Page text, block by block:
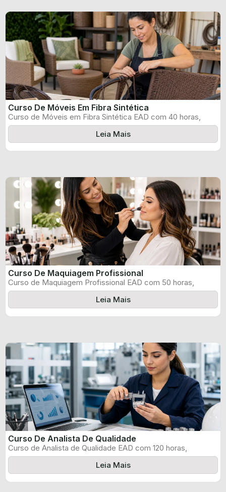
Curso De Móveis Em Fibra Sintética
Curso de Móveis em Fibra Sintética EAD com 40 horas,
certificado informado pelo ...
Leia Mais
Curso De Maquiagem Profissional
Curso de Maquiagem Profissional EAD com 50 horas,
certificado informado pelo produtor e ...
Leia Mais
Curso De Analista De Qualidade
Curso de Analista de Qualidade EAD com 120 horas,
certificado informado pelo produtor ...
Leia Mais